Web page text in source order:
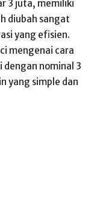
3 juta, memiliki
diubah sangat
yang efisien.
mengenai cara
dengan nominal 3
yang simple dan